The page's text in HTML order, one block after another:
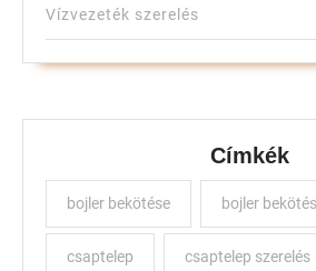
Vízvezeték szerelés
Címkék
bojler bekötése bojler
csaptelep csaptelep szerelés